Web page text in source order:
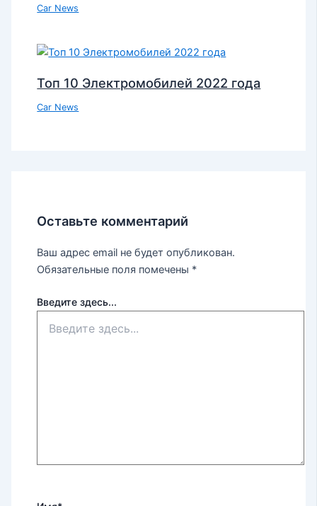
Car News
Топ 10 Электромобилей 2022 года
Car News
Оставьте комментарий
Ваш адрес email не будет опубликован.
Обязательные поля помечены *
Введите здесь...